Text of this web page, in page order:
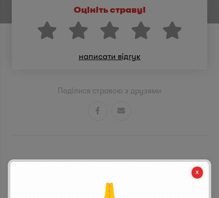
Оцініть страву!
написати відгук
Поділися стравою з друзями
 
СТАНЬ ПЕРШИМ ХТО ДОДАСТЬ ВІДГУК
написати відгук